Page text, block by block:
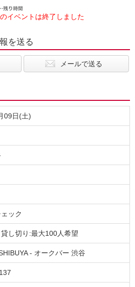
イベントは終了しました
を送る
メールで送る
09日(土)
ック
し切り:最大100人希望
- オークバー 渋谷